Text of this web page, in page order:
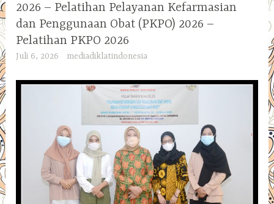
2026 – Pelatihan Pelayanan Kefarmasian
dan Penggunaan Obat (PKPO) 2026 –
Pelatihan PKPO 2026
Juli 6, 2026 mediadiklatindonesia